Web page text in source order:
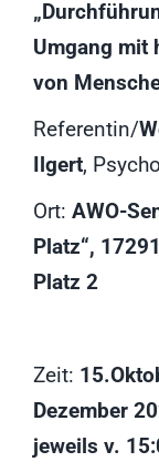
Umgang mit
von
Referentin/
Ilgert,
Ort: AWO-
Platz“,
Platz 2
Zeit:
Dezember
jeweils v.